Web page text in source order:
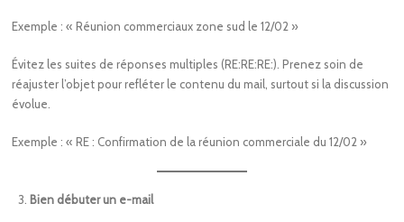
Exemple : « Réunion commerciaux zone sud le 12/02 »
Évitez les suites de réponses multiples (RE:RE:RE:). Prenez soin de
réajuster l’objet pour refléter le contenu du mail, surtout si la discussion
évolue.
Exemple : « RE : Confirmation de la réunion commerciale du 12/02 »
Bien débuter un e-mail